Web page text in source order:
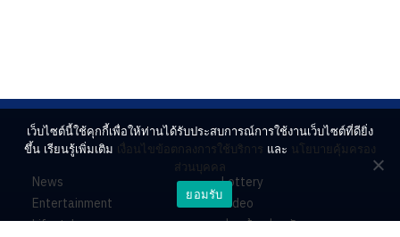
News
Entertainment
Lifestyle
Lottery
Video
ร่วมด้วยช่วยกัน
เว็บไซต์นี้ใช้คุกกี้เพื่อให้ท่านได้รับประสบการณ์การใช้งานเว็บไซต์ที่ดียิ่ง
ขึ้น เรียนรู้เพิ่มเติม เงื่อนไขข้อตกลงการใช้บริการ และ นโยบายคุ้มครอง
ส่วนบุคคล
ยอมรับ